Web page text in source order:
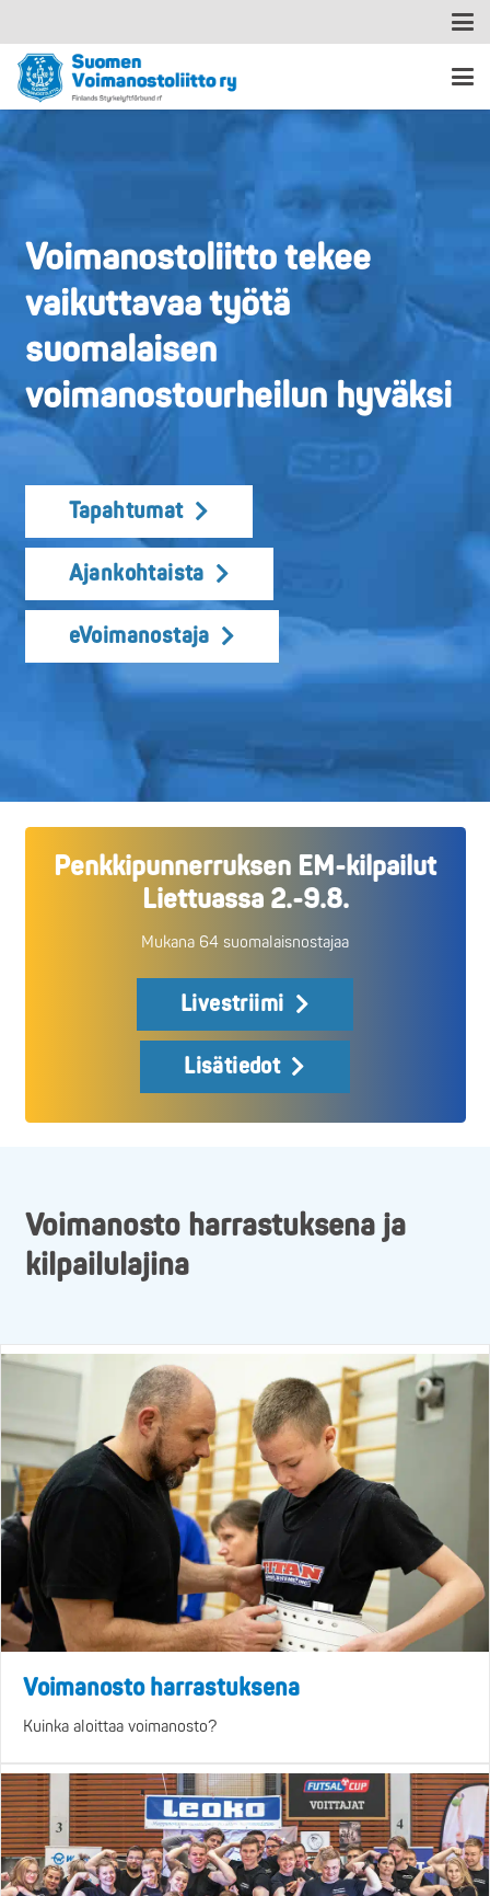
Voimanostoliitto tekee
vaikuttavaa työtä
suomalaisen
voimanostourheilun hyväksi
Tapahtumat
Ajankohtaista
eVoimanostaja
Penkkipunnerruksen EM-kilpailut
Liettuassa 2.-9.8.
Mukana 64 suomalaisnostajaa
Livestriimi
Lisätiedot
Voimanosto harrastuksena ja
kilpailulajina
Voimanosto harrastuksena
Kuinka aloittaa voimanosto?